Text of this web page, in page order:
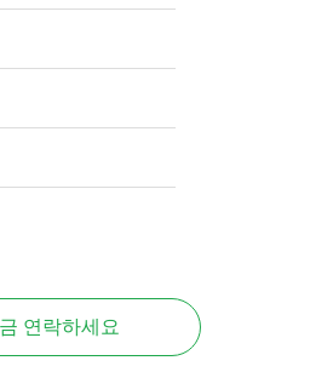
연락하세요